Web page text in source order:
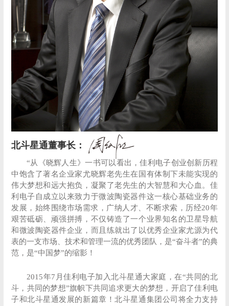
北斗星通董事长：
“从《晓辉人生》一书可以看出，佳利电子创业创新历程
中饱含了著名企业家尤晓辉老先生在国有体制下未能实现的
伟大梦想和远大抱负，凝聚了老先生的大智慧和大心血。佳
利电子自成立以来致力于微波陶瓷器件这一核心基础业务的
发展，始终围绕市场需求，广纳人才、不断求索，历经20年
艰苦砥砺、顽强拼搏，不仅铸造了一个业界知名的卫星导航
和微波陶瓷器件企业，而且练就出了以优秀企业家尤源为代
表的一支市场、技术和管理一流的优秀团队，是“奋斗者”的典
范，是“中国梦”的缩影！
2015年7月佳利电子加入北斗星通大家庭，在“共同的北
斗，共同的梦想”旗帜下共同追求更大的梦想，开启了佳利电
子和北斗星通发展的新篇章！北斗星通集团公司将全力支持